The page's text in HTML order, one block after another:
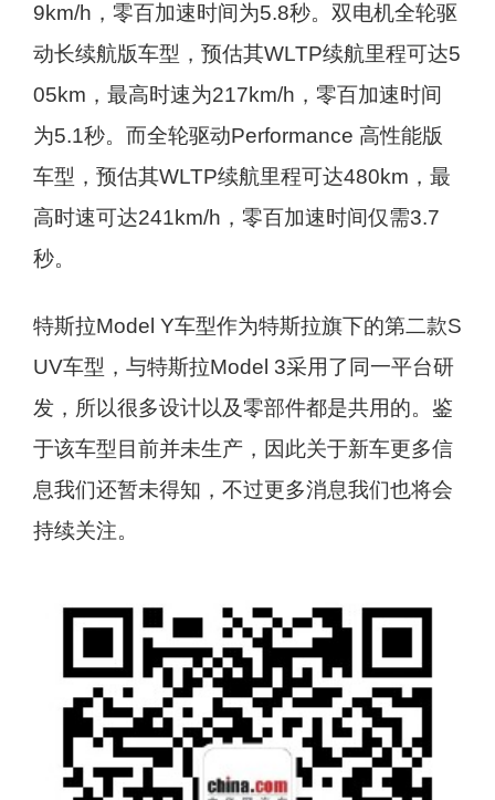
9km/h，零百加速时间为5.8秒。双电机全轮驱
动长续航版车型，预估其WLTP续航里程可达5
05km，最高时速为217km/h，零百加速时间
为5.1秒。而全轮驱动Performance 高性能版
车型，预估其WLTP续航里程可达480km，最
高时速可达241km/h，零百加速时间仅需3.7
秒。
特斯拉Model Y车型作为特斯拉旗下的第二款S
UV车型，与特斯拉Model 3采用了同一平台研
发，所以很多设计以及零部件都是共用的。鉴
于该车型目前并未生产，因此关于新车更多信
息我们还暂未得知，不过更多消息我们也将会
持续关注。